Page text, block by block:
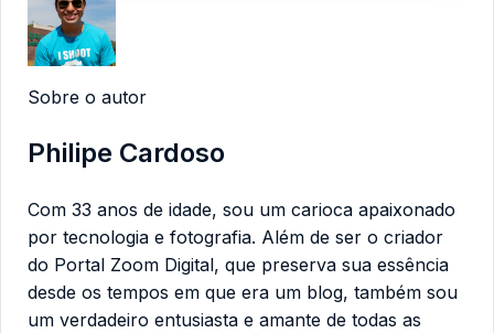
Sobre o autor
Philipe Cardoso
Com 33 anos de idade, sou um carioca apaixonado
por tecnologia e fotografia. Além de ser o criador
do Portal Zoom Digital, que preserva sua essência
desde os tempos em que era um blog, também sou
um verdadeiro entusiasta e amante de todas as